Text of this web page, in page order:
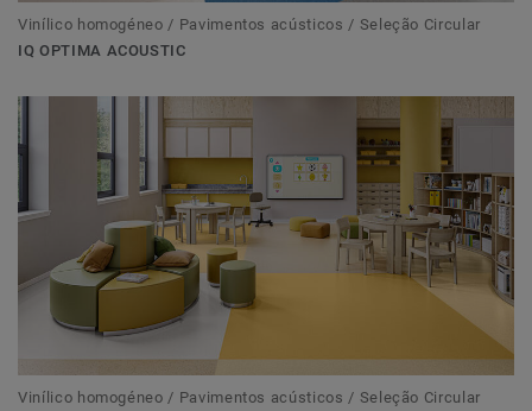
Vinílico homogéneo / Pavimentos acústicos / Seleção Circular
IQ OPTIMA ACOUSTIC
Vinílico homogéneo / Pavimentos acústicos / Seleção Circular